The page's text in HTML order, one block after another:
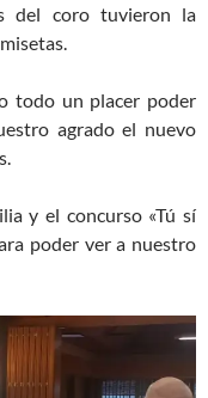
del coro tuvieron la
todo un placer poder
agrado el nuevo
y el concurso «Tú sí
poder ver a nuestro